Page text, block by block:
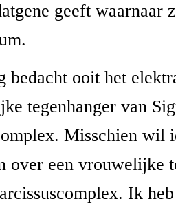
geeft waarnaar
bedacht ooit het
tegenhanger van
Misschien wil
over een vrouwelijke
Ik